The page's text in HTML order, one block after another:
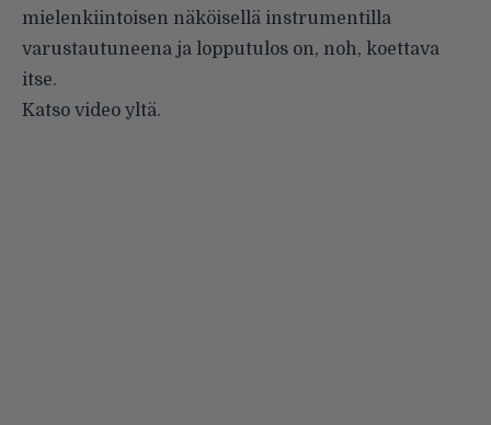
mielenkiintoisen näköisellä instrumentilla
varustautuneena ja lopputulos on, noh, koettava
itse.
Katso video yltä.